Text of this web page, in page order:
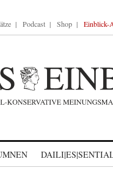
Podcast Shop Einblick-